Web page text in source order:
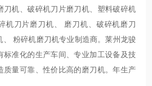
刀机、破碎机刀片磨刀机、塑料破碎机
机刀片磨刀机、 磨刀机、破碎机磨刀
、 粉碎机磨刀机专业制造商。莱州龙骏
标准化的生产车间、专业加工设备及技
质量可靠、性价比高的磨刀机。年生产